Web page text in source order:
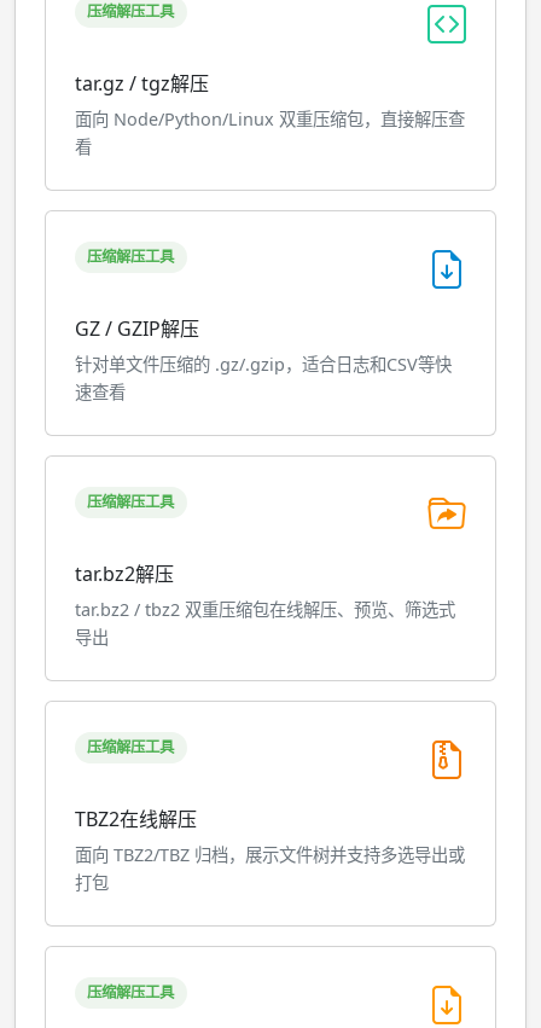
压缩解压工具
tar.gz / tgz解压
面向 Node/Python/Linux 双重压缩包，直接解压查
看
压缩解压工具
GZ / GZIP解压
针对单文件压缩的 .gz/.gzip，适合日志和CSV等快
速查看
压缩解压工具
tar.bz2解压
tar.bz2 / tbz2 双重压缩包在线解压、预览、筛选式
导出
压缩解压工具
TBZ2在线解压
面向 TBZ2/TBZ 归档，展示文件树并支持多选导出或
打包
压缩解压工具